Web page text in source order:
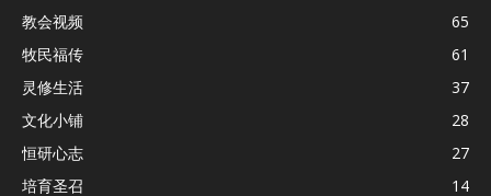
教会视频
65
牧民福传
61
灵修生活
37
文化小铺
28
恒研心志
27
培育圣召
14